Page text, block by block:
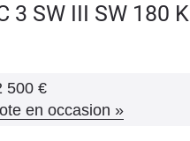
3 SW III SW 180 K
500 €
en occasion »